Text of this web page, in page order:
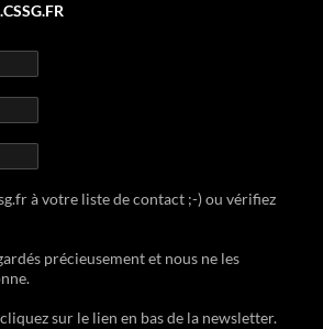
à votre liste de contact ;-) ou vérifiez
précieusement et nous ne les
sur le lien en bas de la newsletter.